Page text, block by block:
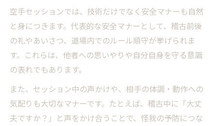
空手セッションでは、技術だけでなく安全マナーも自然
と身につきます。代表的な安全マナーとして、稽古前後
の礼やあいさつ、道場内でのルール順守が挙げられま
す。これらは、他者への思いやりや自分自身を守る意識
の表れでもあります。
また、セッション中の声かけや、相手の体調・動作への
気配りも大切なマナーです。たとえば、稽古中に「大丈
夫ですか？」と声をかけ合うことで、怪我の予防につな